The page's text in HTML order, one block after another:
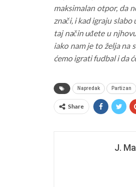
maksimalan otpor, da
znači, i kad igraju
taj način uđete u
iako nam je to želja na
ćemo igrati fudbal i da
Napredak Partizan
Share
J.